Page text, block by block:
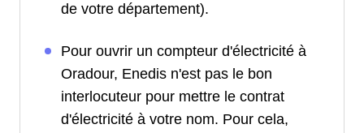
de votre département).
Pour ouvrir un compteur d'électricité à
Oradour, Enedis n'est pas le bon
interlocuteur pour mettre le contrat
d'électricité à votre nom. Pour cela,